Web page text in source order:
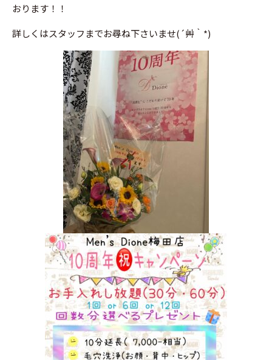
おります！！
詳しくはスタッフまでお尋ね下さいませ(´艸｀*)